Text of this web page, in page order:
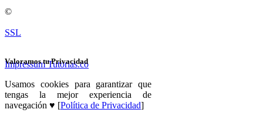
©
SSL
Impressum Tutorias.co
Valoramos tu Privacidad
Usamos cookies para garantizar que
tengas la mejor experiencia de
navegación ♥ [Política de Privacidad]